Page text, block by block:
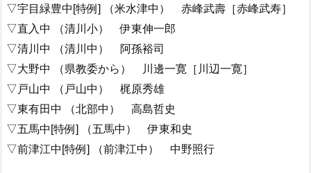
▽宇目緑豊中[特例] （米水津中） 赤峰武壽［赤峰武寿］
▽直入中 （清川小） 伊東伸一郎
▽清川中 （清川中） 阿孫裕司
▽大野中 （県教委から） 川邊一寛［川辺一寛］
▽戸山中 （戸山中） 梶原秀雄
▽東有田中 （北部中） 高島哲史
▽五馬中[特例] （五馬中） 伊東和史
▽前津江中[特例] （前津江中） 中野照行